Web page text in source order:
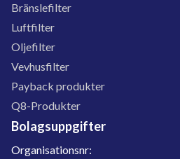
Bränslefilter
Luftfilter
Oljefilter
Vevhusfilter
Payback produkter
Q8-Produkter
Bolagsuppgifter
Organisationsnr: